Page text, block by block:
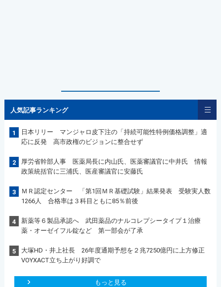
人気記事ランキング
1
日本リリー マンジャロ皮下注の「持続可能性特例価格調整」適
応に反発 高市政権のビジョンに整合せず
2
厚労省幹部人事 医薬局長に内山氏、医薬審議官に中井氏 情報
政策統括官に三浦氏、医産審議官に安藤氏
3
ＭＲ認定センター 「第1回ＭＲ基礎試験」結果発表 受験実人数
1266人 合格率は３科目ともに85％前後
4
新薬等６製品承認へ 武田薬品のナルコレプシータイプ１治療
薬・オーゼイフル錠など 第一部会が了承
5
大塚HD・井上社長 26年度通期予想を２兆7250億円に上方修正
VOYXACT立ち上がり好調で
もっと見る